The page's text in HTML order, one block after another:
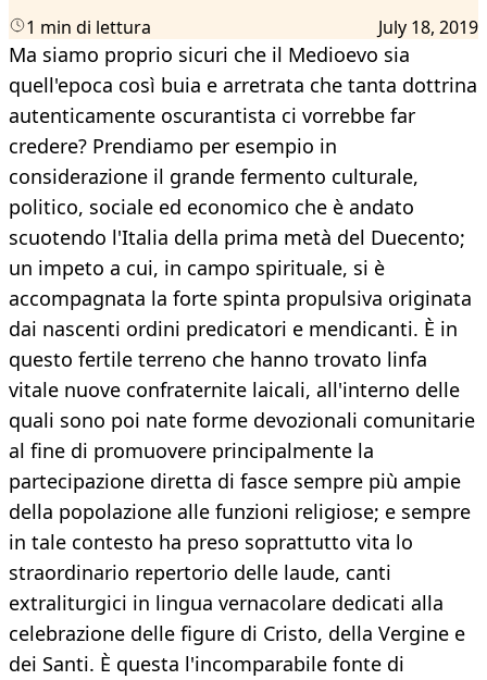
1 min di lettura July 18, 2019
Ma siamo proprio sicuri che il Medioevo sia
quell'epoca così buia e arretrata che tanta dottrina
autenticamente oscurantista ci vorrebbe far
credere? Prendiamo per esempio in
considerazione il grande fermento culturale,
politico, sociale ed economico che è andato
scuotendo l'Italia della prima metà del Duecento;
un impeto a cui, in campo spirituale, si è
accompagnata la forte spinta propulsiva originata
dai nascenti ordini predicatori e mendicanti. È in
questo fertile terreno che hanno trovato linfa
vitale nuove confraternite laicali, all'interno delle
quali sono poi nate forme devozionali comunitarie
al fine di promuovere principalmente la
partecipazione diretta di fasce sempre più ampie
della popolazione alle funzioni religiose; e sempre
in tale contesto ha preso soprattutto vita lo
straordinario repertorio delle laude, canti
extraliturgici in lingua vernacolare dedicati alla
celebrazione delle figure di Cristo, della Vergine e
dei Santi. È questa l'incomparabile fonte di